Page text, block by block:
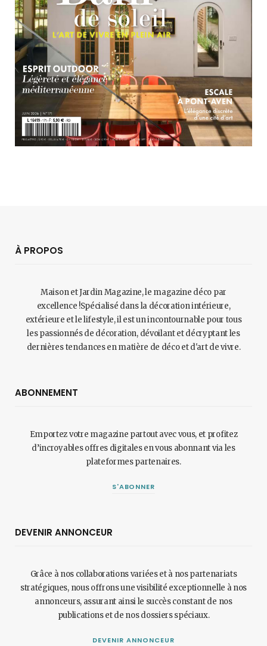
À PROPOS
Maison et Jardin Magazine, le magazine déco par
excellence !Spécialisé dans la décoration intérieure,
extérieure et le lifestyle, il est un incontournable pour tous
les passionnés de décoration, dévoilant et décryptant les
dernières tendances en matière de déco et d'art de vivre.
ABONNEMENT
Emportez votre magazine partout avec vous, et profitez
d’incroyables offres digitales en vous abonnant via les
plateformes partenaires.
S'ABONNER
DEVENIR ANNONCEUR
Grâce à nos collaborations variées et à nos partenariats
stratégiques, nous offrons une visibilité exceptionnelle à nos
annonceurs, assurant ainsi le succès constant de nos
publications et de nos dossiers spéciaux.
DEVENIR ANNONCEUR